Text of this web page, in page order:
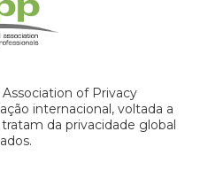
of Privacy
internacional, voltada a
da privacidade global